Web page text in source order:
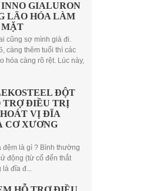
GIALURON
LÃO HÓA LÀM
MẶT
cũng sợ mình già đi.
càng thêm tuổi thì các
hóa càng rõ rệt. Lúc này,
ĐỘT
TRỢ ĐIỀU TRỊ
VỊ ĐĨA
CƠ XƯƠNG
đệm là gì ? Bình thường
động (từ cổ đến thắt
đĩa đ...